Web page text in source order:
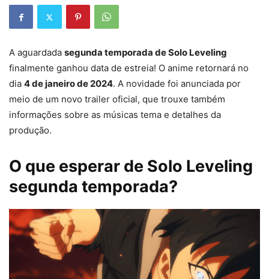
A aguardada segunda temporada de Solo Leveling
finalmente ganhou data de estreia! O anime retornará no
dia 4 de janeiro de 2024. A novidade foi anunciada por
meio de um novo trailer oficial, que trouxe também
informações sobre as músicas tema e detalhes da
produção.
O que esperar de Solo Leveling
segunda temporada?